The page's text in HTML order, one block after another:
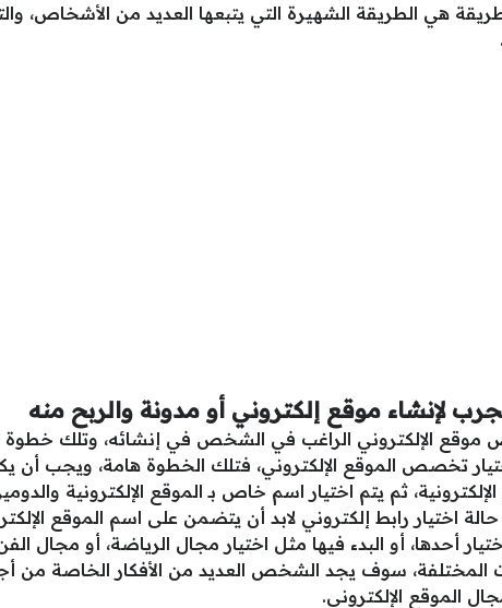
هي الطريقة الشهيرة التي يتبعها العديد من الأشخاص،
لإنشاء موقع إلكتروني أو مدونة والربح منه
الإلكتروني الراغب في الشخص في إنشائه، وتلك خطوة
تخصص الموقع الإلكتروني، فتلك الخطوة هامة، ويجب
الإلكترونية، ثم يتم اختيار اسم خاص بـ الموقع الإلكترونية
اختيار رابط إلكتروني لابد أن يتضمن على اسم الموقع
أحدها، أو البدء فيها مثل اختيار مجال الرياضة، أو مجال
المختلفة، سوف يجد الشخص العديد من الأفكار الخاصة من
الموقع الإلكتروني.